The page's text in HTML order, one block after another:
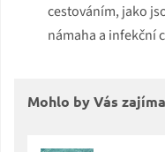
cestováním, jako
námaha a infekční
Mohlo by Vás